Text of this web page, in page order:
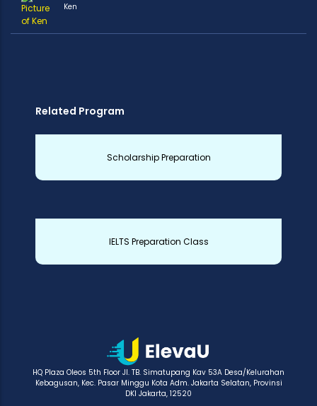
Ken
Related Program
Scholarship Preparation
IELTS Preparation Class
HQ Plaza Oleos 5th Floor Jl. TB. Simatupang Kav 53A Desa/Kelurahan
Kebagusan, Kec. Pasar Minggu Kota Adm. Jakarta Selatan, Provinsi
DKI Jakarta, 12520